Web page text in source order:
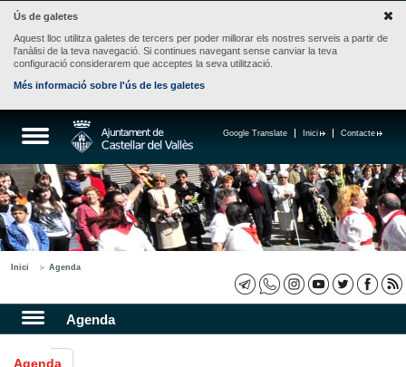
Ús de galetes
Aquest lloc utilitza galetes de tercers per poder millorar els nostres serveis a partir de
l'anàlisi de la teva navegació. Si continues navegant sense canviar la teva
configuració considerarem que acceptes la seva utilització.
Més informació sobre l'ús de les galetes
Contacte
Inici
Google Translate
Inici Agenda
Agenda
Agenda